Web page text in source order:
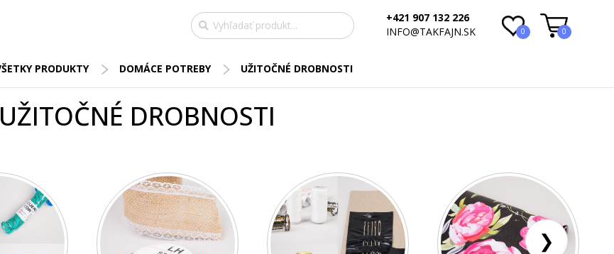
+421 907 132 226
INFO@TAKFAJN.SK
0 0
PRODUKTY DOMÁCE POTREBY UŽITOČNÉ DROBNOSTI
UŽITOČNÉ DROBNOSTI
❯